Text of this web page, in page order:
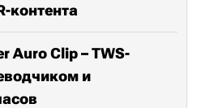
контента
Auro Clip – TWS-
и